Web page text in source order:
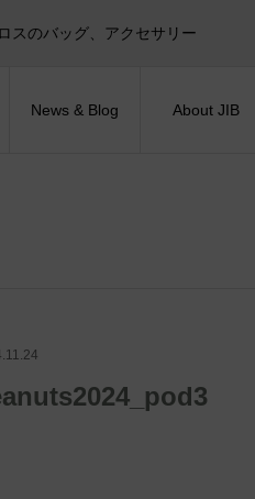
スのバッグ、アクセサリー
News & Blog About JIB